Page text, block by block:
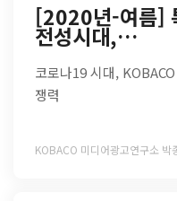
[2020년-여름]
전성시대,…
코로나19 시대,
쟁력
KOBACO 미디어광고연구소 박